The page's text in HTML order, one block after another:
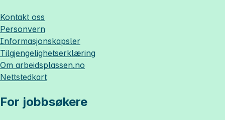
Kontakt oss
Personvern
Informasjonskapsler
Tilgjengelighetserklæring
Om arbeidsplassen.no
Nettstedkart
For jobbsøkere